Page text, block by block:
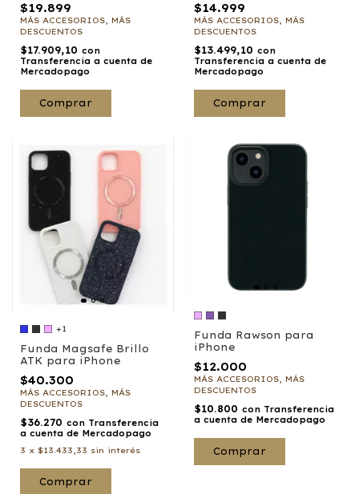
$19.899
MÁS ACCESORIOS, MÁS
DESCUENTOS
$17.909,10 con
Transferencia a cuenta de
Mercadopago
Comprar
$14.999
MÁS ACCESORIOS, MÁS
DESCUENTOS
$13.499,10 con
Transferencia a cuenta de
Mercadopago
Comprar
+1
Funda Magsafe Brillo
ATK para iPhone
$40.300
MÁS ACCESORIOS, MÁS
DESCUENTOS
$36.270 con Transferencia
a cuenta de Mercadopago
3 x $13.433,33 sin interés
Comprar
Funda Rawson para
iPhone
$12.000
MÁS ACCESORIOS, MÁS
DESCUENTOS
$10.800 con Transferencia
a cuenta de Mercadopago
Comprar